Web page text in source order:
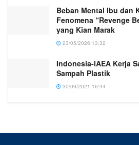
Beban Mental Ibu dan
Fenomena “Revenge
yang Kian Marak
23/05/2026 13:32
Indonesia-IAEA Kerja
Sampah Plastik
30/09/2021 16:44